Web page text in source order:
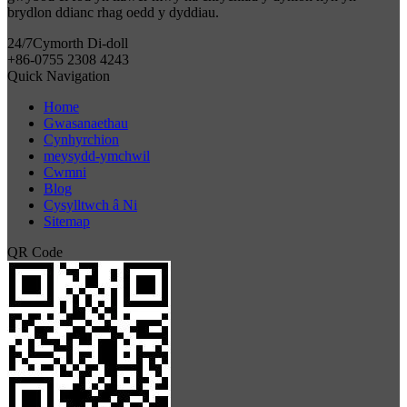
brydlon ddianc rhag oedd y dyddiau.
24/7Cymorth Di-doll
+86-0755 2308 4243
Quick Navigation
Home
Gwasanaethau
Cynhyrchion
meysydd-ymchwil
Cwmni
Blog
Cysylltwch â Ni
Sitemap
QR Code